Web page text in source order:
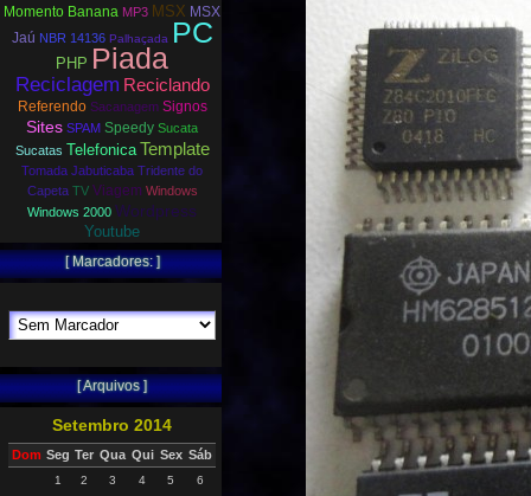
Momento Banana MP3 MSX MSX
Jaú NBR 14136 Palhaçada PC
PHP Piada
Reciclagem Reciclando
Referendo Sacanagem Signos
Sites SPAM Speedy Sucata
Sucatas Telefonica Template
Tomada Jabuticaba Tridente do
Capeta TV Viagem Windows
Windows 2000 Wordpress
Youtube
[ Marcadores: ]
[ Arquivos ]
Setembro 2014
Dom Seg Ter Qua Qui Sex Sáb
1 2 3 4 5 6